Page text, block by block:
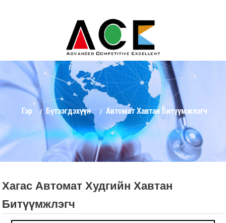
Гэр Бүтээгдэхүүн Автомат Хавтан Битүүмжлэгч
Хагас Автомат Худгийн Хавтан
Битүүмжлэгч